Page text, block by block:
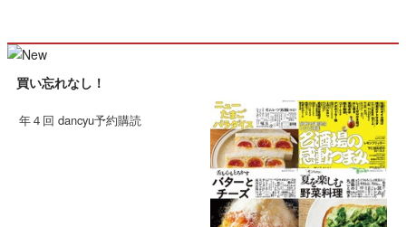
買い忘れなし！
年４回 dancyu予約購読